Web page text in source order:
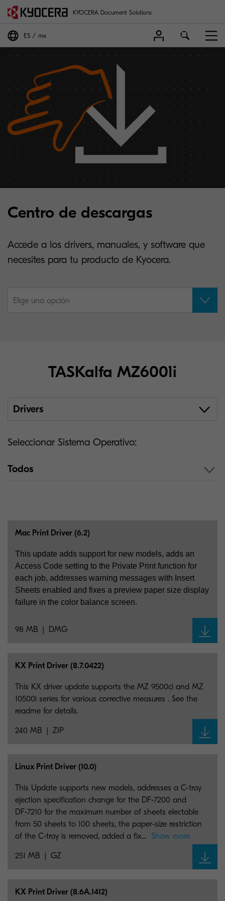
KYOCERA Document Solutions
ES mx
Centro de descargas
Accede a los drivers, manuales, y software que
necesites para tu producto de Kyocera.
Elige una opción
TASKalfa MZ6001i
Drivers
Seleccionar Sistema Operativo:
Todos
Mac Print Driver (6.2)
98 MB DMG
This update adds support for new models, adds an
Access Code setting to the Private Print function for
each job, addresses warning messages with Insert
Sheets enabled and fixes a preview paper size display
failure in the color balance screen.
KX Print Driver (8.7.0422)
240 MB ZIP
This KX driver update supports the MZ 9500ci and MZ
10500i series for various corrective measures . See the
readme for details.
Linux Print Driver (10.0)
251 MB GZ
This Update supports new models, addresses a C-tray
ejection specification change for the DF‑7200 and
DF‑7210 for the maximum number of sheets electable
from 50 sheets to 100 sheets, the paper‑size restriction
of the C‑tray is removed, added a fix... Show more
KX Print Driver (8.6A.1412)